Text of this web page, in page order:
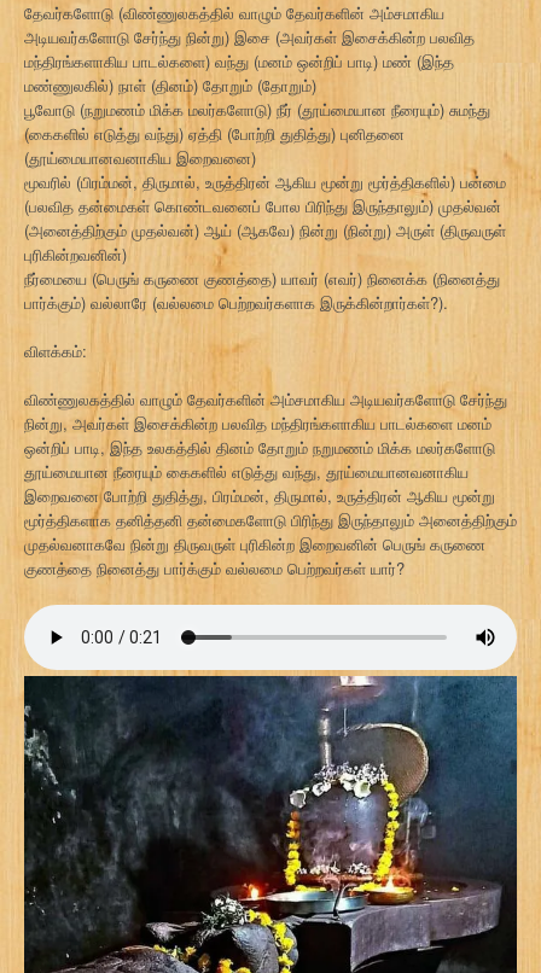
தேவர்களோடு (விண்ணுலகத்தில் வாழும் தேவர்களின் அம்சமாகிய
அடியவர்களோடு சேர்ந்து நின்று) இசை (அவர்கள் இசைக்கின்ற பலவித
மந்திரங்களாகிய பாடல்களை) வந்து (மனம் ஒன்றிப் பாடி) மண் (இந்த
மண்ணுலகில்) நாள் (தினம்) தோறும் (தோறும்)
பூவோடு (நறுமணம் மிக்க மலர்களோடு) நீர் (தூய்மையான நீரையும்) சுமந்து
(கைகளில் எடுத்து வந்து) ஏத்தி (போற்றி துதித்து) புனிதனை
(தூய்மையானவனாகிய இறைவனை)
மூவரில் (பிரம்மன், திருமால், உருத்திரன் ஆகிய மூன்று மூர்த்திகளில்) பன்மை
(பலவித தன்மைகள் கொண்டவனைப் போல பிரிந்து இருந்தாலும்) முதல்வன்
(அனைத்திற்கும் முதல்வன்) ஆய் (ஆகவே) நின்று (நின்று) அருள் (திருவருள்
புரிகின்றவனின்)
நீர்மையை (பெருங் கருணை குணத்தை) யாவர் (எவர்) நினைக்க (நினைத்து
பார்க்கும்) வல்லாரே (வல்லமை பெற்றவர்களாக இருக்கின்றார்கள்?).
விளக்கம்:
விண்ணுலகத்தில் வாழும் தேவர்களின் அம்சமாகிய அடியவர்களோடு சேர்ந்து
நின்று, அவர்கள் இசைக்கின்ற பலவித மந்திரங்களாகிய பாடல்களை மனம்
ஒன்றிப் பாடி, இந்த உலகத்தில் தினம் தோறும் நறுமணம் மிக்க மலர்களோடு
தூய்மையான நீரையும் கைகளில் எடுத்து வந்து, தூய்மையானவனாகிய
இறைவனை போற்றி துதித்து, பிரம்மன், திருமால், உருத்திரன் ஆகிய மூன்று
மூர்த்திகளாக தனித்தனி தன்மைகளோடு பிரிந்து இருந்தாலும் அனைத்திற்கும்
முதல்வனாகவே நின்று திருவருள் புரிகின்ற இறைவனின் பெருங் கருணை
குணத்தை நினைத்து பார்க்கும் வல்லமை பெற்றவர்கள் யார்?